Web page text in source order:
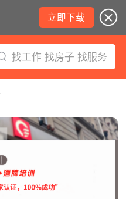
立即下载
找工作 找房子 找服务